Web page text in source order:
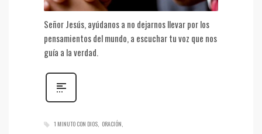
Señor Jesús, ayúdanos a no dejarnos llevar por los
pensamientos del mundo, a escuchar tu voz que nos
guía a la verdad.
1 MINUTO CON DIOS ORACIÓN